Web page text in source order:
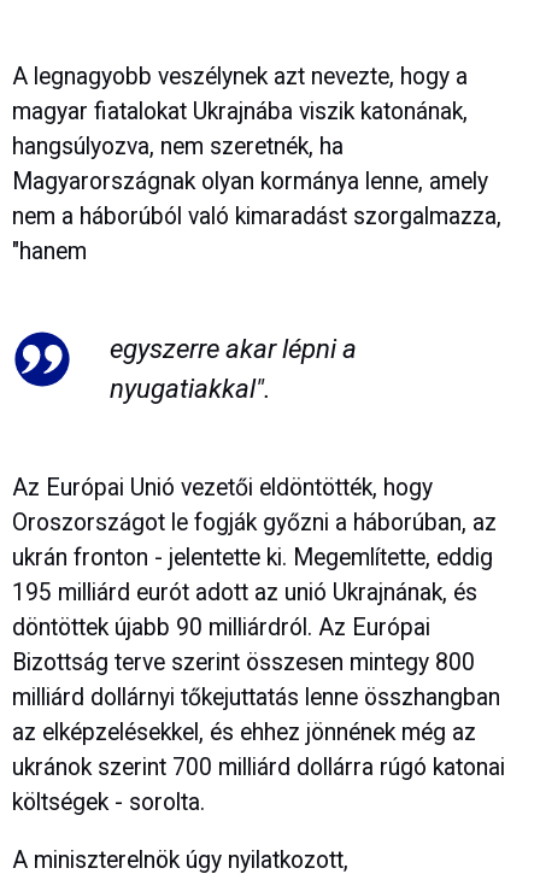
A legnagyobb veszélynek azt nevezte, hogy a
magyar fiatalokat Ukrajnába viszik katonának,
hangsúlyozva, nem szeretnék, ha
Magyarországnak olyan kormánya lenne, amely
nem a háborúból való kimaradást szorgalmazza,
"hanem
egyszerre akar lépni a
nyugatiakkal".
Az Európai Unió vezetői eldöntötték, hogy
Oroszországot le fogják győzni a háborúban, az
ukrán fronton - jelentette ki. Megemlítette, eddig
195 milliárd eurót adott az unió Ukrajnának, és
döntöttek újabb 90 milliárdról. Az Európai
Bizottság terve szerint összesen mintegy 800
milliárd dollárnyi tőkejuttatás lenne összhangban
az elképzelésekkel, és ehhez jönnének még az
ukránok szerint 700 milliárd dollárra rúgó katonai
költségek - sorolta.
A miniszterelnök úgy nyilatkozott,